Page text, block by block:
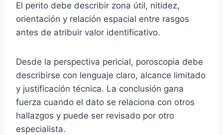
El perito debe describir zona útil, nitidez,
orientación y relación espacial entre rasgos
antes de atribuir valor identificativo.
Desde la perspectiva pericial, poroscopia debe
describirse con lenguaje claro, alcance limitado
y justificación técnica. La conclusión gana
fuerza cuando el dato se relaciona con otros
hallazgos y puede ser revisado por otro
especialista.